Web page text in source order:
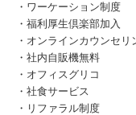
・ワーケーション制度
・福利厚生倶楽部加入
・オンラインカウンセリ
・社内自販機無料
・オフィスグリコ
・社食サービス
・リファラル制度